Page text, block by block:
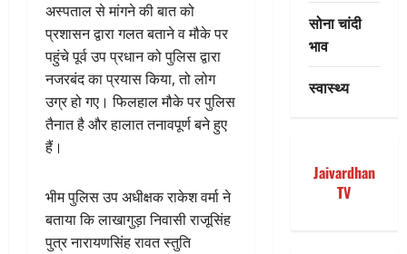
अस्पताल से मांगने की बात को
प्रशासन द्वारा गलत बताने व मौके पर
पहुंचे पूर्व उप प्रधान को पुलिस द्वारा
नजरबंद का प्रयास किया, तो लोग
उग्र हो गए। फिलहाल मौके पर पुलिस
तैनात है और हालात तनावपूर्ण बने हुए
हैं।
भीम पुलिस उप अधीक्षक राकेश वर्मा ने
बताया कि लाखागुड़ा निवासी राजूसिंह
पुत्र नारायणसिंह रावत स्तुति
सोना चांदी
भाव
स्वास्थ्य
Jaivardhan
TV